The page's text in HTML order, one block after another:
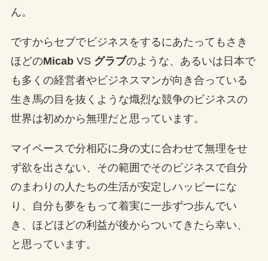
ん。
ですからセブでビジネスをするにあたってもさき
ほどのMicabVS グラブのような、あるいは日本で
も多くの経営者やビジネスマンが向き合っている
生き馬の目を抜くような熾烈な競争のビジネスの
世界は初めから無理だと思っています。
マイペースで分相応に身の丈に合わせて無理をせ
ず欲を出さない、その範囲でそのビジネスで自分
のまわりの人たちの生活が安定しハッピーにな
り、自分も夢をもって着実に一歩ずつ歩んでい
き、ほどほどの利益が後からついてきたら幸い、
と思っています。